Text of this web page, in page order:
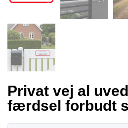
Privat vej al
færdsel forbudt